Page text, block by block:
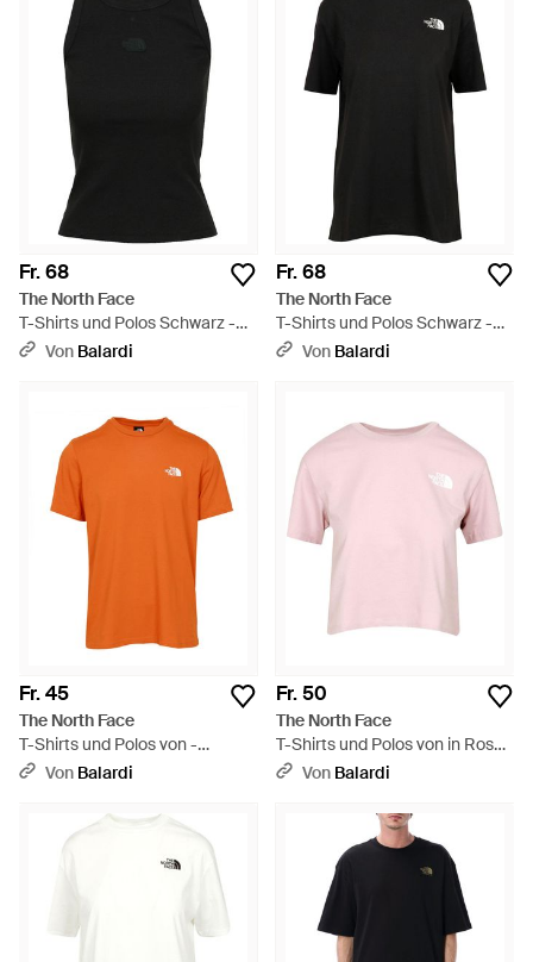
Fr. 68
The North Face
T-Shirts und Polos Schwarz -
Schwarz
Von Balardi
Fr. 68
The North Face
T-Shirts und Polos Schwarz -
Schwarz
Von Balardi
Fr. 45
The North Face
T-Shirts und Polos von -
Orange
Von Balardi
Fr. 50
The North Face
T-Shirts und Polos von in Rosa -
PinkVon Balardi